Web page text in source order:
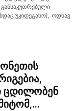
უკიდეგანო), ოდნავ
ცდილობენ